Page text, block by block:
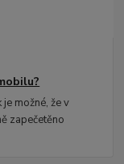
možné, že v
zapečetěno